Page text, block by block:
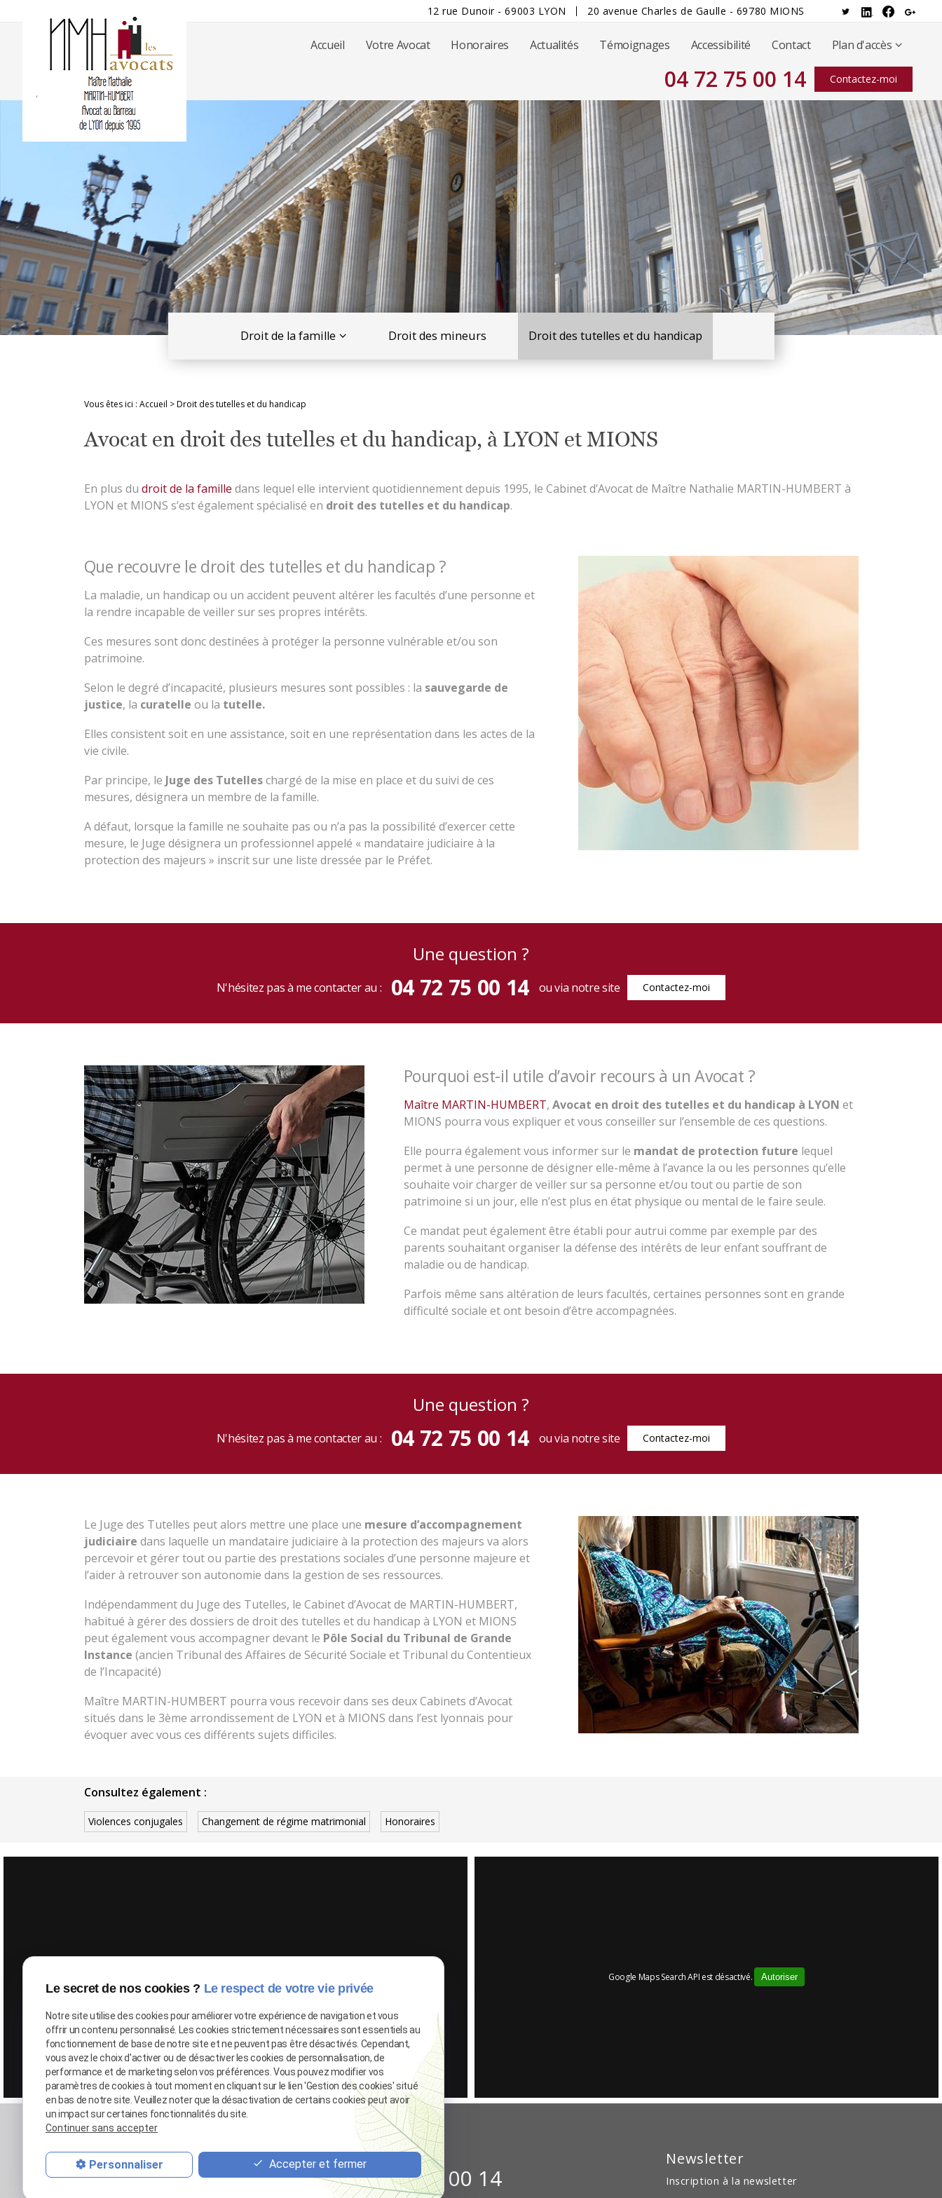
12 rue Dunoir - 69003 LYON 20 avenue Charles de Gaulle - 69780 MIONS
Accueil Votre Avocat Honoraires Actualités Témoignages Accessibilité Contact Plan d'accès
04 72 75 00 14 Contactez-moi
Droit de la famille Droit des mineurs Droit des tutelles et du handicap
Vous êtes ici : Accueil > Droit des tutelles et du handicap
Avocat en droit des tutelles et du handicap, à LYON et MIONS
En plus du droit de la famille dans lequel elle intervient quotidiennement depuis 1995, le Cabinet d’Avocat de Maître Nathalie MARTIN-HUMBERT à
LYON et MIONS s’est également spécialisé en droit des tutelles et du handicap.
Que recouvre le droit des tutelles et du handicap ?
La maladie, un handicap ou un accident peuvent altérer les facultés d’une personne et
la rendre incapable de veiller sur ses propres intérêts.
Ces mesures sont donc destinées à protéger la personne vulnérable et/ou son
patrimoine.
Selon le degré d’incapacité, plusieurs mesures sont possibles : la sauvegarde de
justice, la curatelle ou la tutelle.
Elles consistent soit en une assistance, soit en une représentation dans les actes de la
vie civile.
Par principe, le Juge des Tutelles chargé de la mise en place et du suivi de ces
mesures, désignera un membre de la famille.
A défaut, lorsque la famille ne souhaite pas ou n’a pas la possibilité d’exercer cette
mesure, le Juge désignera un professionnel appelé « mandataire judiciaire à la
protection des majeurs » inscrit sur une liste dressée par le Préfet.
une question ?
N'hésitez pas à me contacter au : 04 72 75 00 14 ou via notre site Contactez-moi
Pourquoi est-il utile d’avoir recours à un Avocat ?
Maître MARTIN-HUMBERT, Avocat en droit des tutelles et du handicap à LYON et
MIONS pourra vous expliquer et vous conseiller sur l’ensemble de ces questions.
Elle pourra également vous informer sur le mandat de protection future lequel
permet à une personne de désigner elle-même à l’avance la ou les personnes qu’elle
souhaite voir charger de veiller sur sa personne et/ou tout ou partie de son
patrimoine si un jour, elle n’est plus en état physique ou mental de le faire seule.
Ce mandat peut également être établi pour autrui comme par exemple par des
parents souhaitant organiser la défense des intérêts de leur enfant souffrant de
maladie ou de handicap.
Parfois même sans altération de leurs facultés, certaines personnes sont en grande
difficulté sociale et ont besoin d’être accompagnées.
une question ?
N'hésitez pas à me contacter au : 04 72 75 00 14 ou via notre site Contactez-moi
Le Juge des Tutelles peut alors mettre une place une mesure d’accompagnement
judiciaire dans laquelle un mandataire judiciaire à la protection des majeurs va alors
percevoir et gérer tout ou partie des prestations sociales d’une personne majeure et
l’aider à retrouver son autonomie dans la gestion de ses ressources.
Indépendamment du Juge des Tutelles, le Cabinet d’Avocat de MARTIN-HUMBERT,
habitué à gérer des dossiers de droit des tutelles et du handicap à LYON et MIONS
peut également vous accompagner devant le Pôle Social du Tribunal de Grande
Instance (ancien Tribunal des Affaires de Sécurité Sociale et Tribunal du Contentieux
de l’Incapacité)
Maître MARTIN-HUMBERT pourra vous recevoir dans ses deux Cabinets d’Avocat
situés dans le 3ème arrondissement de LYON et à MIONS dans l’est lyonnais pour
évoquer avec vous ces différents sujets difficiles.
Consultez également :
Violences conjugales Changement de régime matrimonial Honoraires
Google Maps Search API est désactivé. Autoriser
04 72 75 00 14
Newsletter
Inscription à la newsletter
Le secret de nos cookies ? Le respect de votre vie privée
Notre site utilise des cookies pour améliorer votre expérience de navigation et vous
offrir un contenu personnalisé. Les cookies strictement nécessaires sont essentiels au
fonctionnement de base de notre site et ne peuvent pas être désactivés. Cependant,
vous avez le choix d'activer ou de désactiver les cookies de personnalisation, de
performance et de marketing selon vos préférences. Vous pouvez modifier vos
paramètres de cookies à tout moment en cliquant sur le lien 'Gestion des cookies' situé
en bas de notre site. Veuillez noter que la désactivation de certains cookies peut avoir
un impact sur certaines fonctionnalités du site.
Continuer sans accepter
Personnaliser Accepter et fermer